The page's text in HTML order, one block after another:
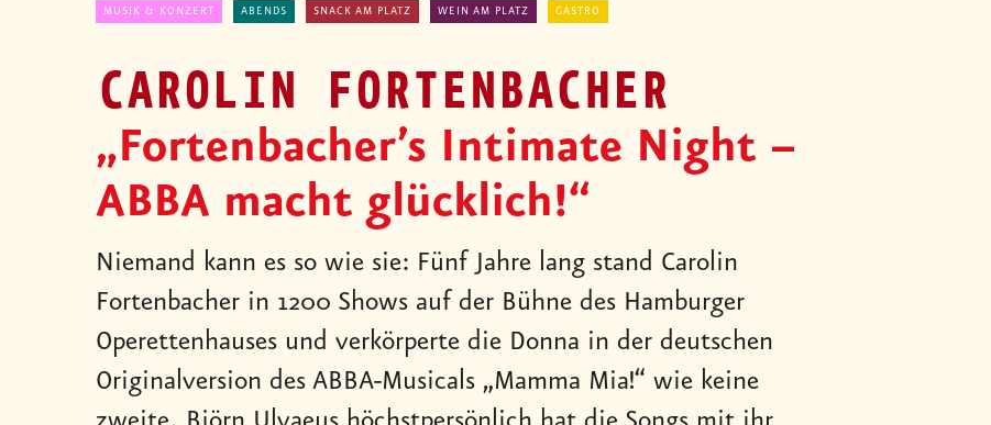
MUSIK & KONZERT ABENDS SNACK AM PLATZ WEIN AM PLATZ GASTRO
CAROLIN FORTENBACHER
„Fortenbacher’s Intimate Night –
ABBA macht glücklich!“
Niemand kann es so wie sie: Fünf Jahre lang stand Carolin
Fortenbacher in 1200 Shows auf der Bühne des Hamburger
Operettenhauses und verkörperte die Donna in der deutschen
Originalversion des ABBA-Musicals „Mamma Mia!“ wie keine